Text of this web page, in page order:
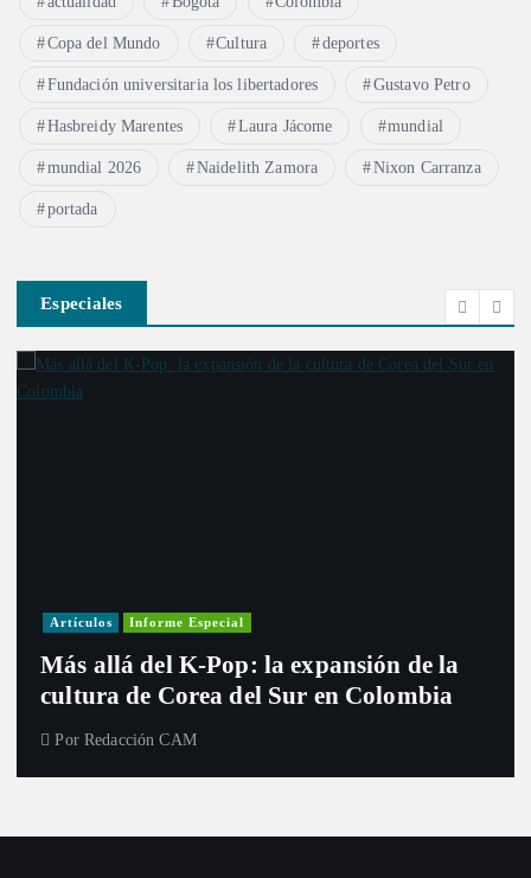
r
a
d
Copa del Mundo Cultura deportes
Fundación universitaria los libertadores Gustavo Petro
Hasbreidy Marentes Laura Jácome mundial
mundial 2026 Naidelith Zamora Nixon Carranza
portada
Especiales
Artículos Informe Especial
Más allá del K-Pop: la expansión de la
cultura de Corea del Sur en Colombia
Por Redacción CAM